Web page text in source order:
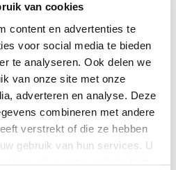
van cookies
content en advertenties te
voor social media te bieden
te analyseren. Ook delen we
van onze site met onze
adverteren en analyse. Deze
combineren met andere
verstrekt of die ze hebben
gebruik van hun services. U
sacs
Gentle Poly Bagger (GPB)
et de grande capacité dans